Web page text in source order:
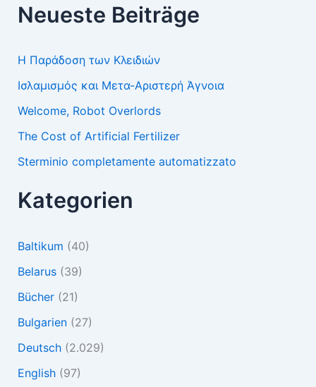
Neueste Beiträge
Η Παράδοση των Κλειδιών
Ισλαμισμός και Μετα-Αριστερή Άγνοια
Welcome, Robot Overlords
The Cost of Artificial Fertilizer
Sterminio completamente automatizzato
Kategorien
Baltikum (40)
Belarus(39)
Bücher(21)
Bulgarien(27)
Deutsch(2.029)
English(97)